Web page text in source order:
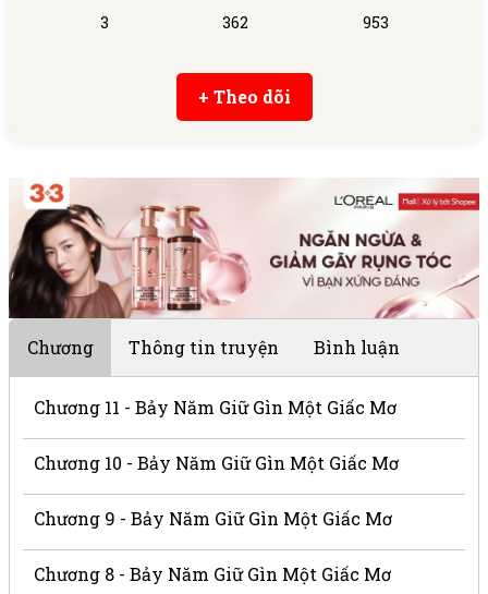
3
362
953
+ Theo dõi
Chương Thông tin truyện Bình luận
Chương 11 - Bảy Năm Giữ Gìn Một Giấc Mơ
Chương 10 - Bảy Năm Giữ Gìn Một Giấc Mơ
Chương 9 - Bảy Năm Giữ Gìn Một Giấc Mơ
Chương 8 - Bảy Năm Giữ Gìn Một Giấc Mơ